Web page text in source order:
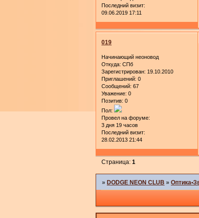
Последний визит:
09.06.2019 17:11
019
Начинающий неоновод
Откуда: СПб
Зарегистрирован: 19.10.2010
Приглашений: 0
Сообщений: 67
Уважение: 0
Позитив: 0
Пол:
Провел на форуме:
3 дня 19 часов
Последний визит:
28.02.2013 21:44
Страница:1
» DODGE NEON CLUB »